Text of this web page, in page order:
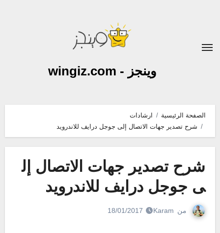
وينجز - wingiz.com
الصفحة الرئيسية
ارشادات
شرح تصدير جهات الاتصال إلى جوجل درايف للاندرويد
شرح تصدير جهات الاتصال إل
ى جوجل درايف للاندرويد
من Karam
18/01/2017